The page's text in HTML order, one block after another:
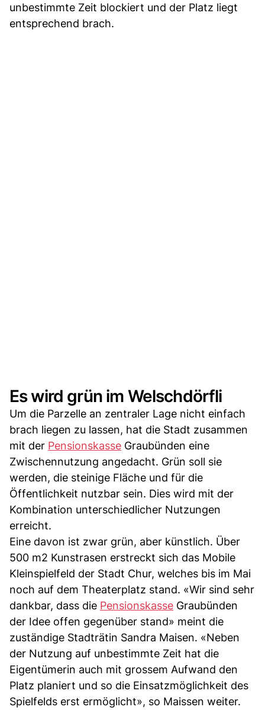
unbestimmte Zeit blockiert und der Platz liegt
entsprechend brach.
Es wird grün im Welschdörfli
Um die Parzelle an zentraler Lage nicht einfach
brach liegen zu lassen, hat die Stadt zusammen
mit der Pensionskasse Graubünden eine
Zwischennutzung angedacht. Grün soll sie
werden, die steinige Fläche und für die
Öffentlichkeit nutzbar sein. Dies wird mit der
Kombination unterschiedlicher Nutzungen
erreicht.
Eine davon ist zwar grün, aber künstlich. Über
500 m2 Kunstrasen erstreckt sich das Mobile
Kleinspielfeld der Stadt Chur, welches bis im Mai
noch auf dem Theaterplatz stand. «Wir sind sehr
dankbar, dass die Pensionskasse Graubünden
der Idee offen gegenüber stand» meint die
zuständige Stadträtin Sandra Maisen. «Neben
der Nutzung auf unbestimmte Zeit hat die
Eigentümerin auch mit grossem Aufwand den
Platz planiert und so die Einsatzmöglichkeit des
Spielfelds erst ermöglicht», so Maissen weiter.